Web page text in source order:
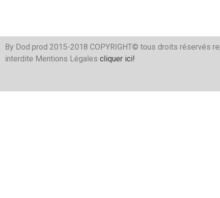
By Dod prod 2015-2018 COPYRIGHT© tous droits réservés
interdite Mentions Légales cliquer ici!